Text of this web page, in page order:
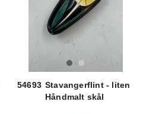
54693 Stavangerflint - liten
Håndmalt skål